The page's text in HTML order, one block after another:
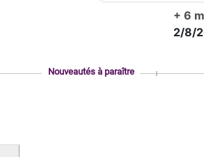
+ 6
2/8/
Nouveautés à paraître